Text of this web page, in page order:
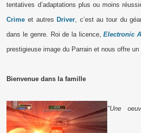
tentatives d’adaptations plus ou moins
Crime et autres Driver , c’est au tour du
dans le genre. Roi de la licence,Electronic
prestigieuse image du Parrain et nous offre un
Bienvenue dans la famille
"Une